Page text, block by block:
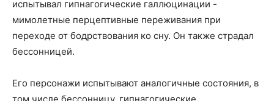
испытывал гипнагогические галлюцинации -
мимолетные перцептивные переживания при
переходе от бодрствования ко сну. Он также страдал
бессонницей.
Его персонажи испытывают аналогичные состояния, в
том числе бессонницу, гипнагогические